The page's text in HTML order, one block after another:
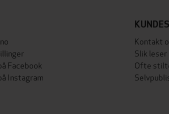
Facebook
Instagram
Kontakt
Slik
Ofte